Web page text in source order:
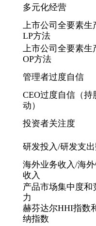
多元化经营
上市公司全要素生
LP方法
上市公司全要素生
OP方法
管理者过度自信
CEO过度自信（持
动）
投资者关注度
研发投入/研发支
海外业务收入/海
收入
产品市场集中度和
力
赫芬达尔HHI指数
纳指数